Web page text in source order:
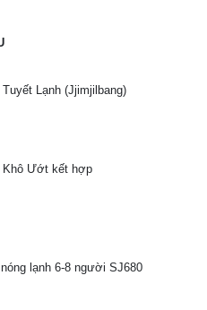
Lạnh (Jjimjilbang)
Khô Ướt kết hợp
lạnh 6-8 người SJ680